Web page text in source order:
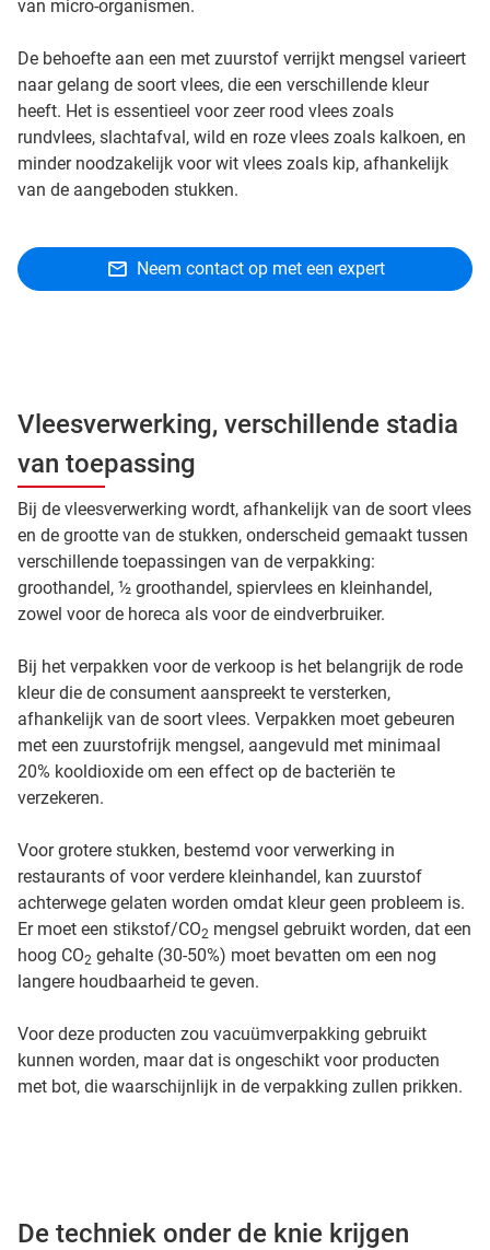
van micro-organismen.
De behoefte aan een met zuurstof verrijkt mengsel varieert
naar gelang de soort vlees, die een verschillende kleur
heeft. Het is essentieel voor zeer rood vlees zoals
rundvlees, slachtafval, wild en roze vlees zoals kalkoen, en
minder noodzakelijk voor wit vlees zoals kip, afhankelijk
van de aangeboden stukken.
Neem contact op met een expert
Vleesverwerking, verschillende stadia
van toepassing
Bij de vleesverwerking wordt, afhankelijk van de soort vlees
en de grootte van de stukken, onderscheid gemaakt tussen
verschillende toepassingen van de verpakking:
groothandel, ½ groothandel, spiervlees en kleinhandel,
zowel voor de horeca als voor de eindverbruiker.
Bij het verpakken voor de verkoop is het belangrijk de rode
kleur die de consument aanspreekt te versterken,
afhankelijk van de soort vlees. Verpakken moet gebeuren
met een zuurstofrijk mengsel, aangevuld met minimaal
20% kooldioxide om een effect op de bacteriën te
verzekeren.
Voor grotere stukken, bestemd voor verwerking in
restaurants of voor verdere kleinhandel, kan zuurstof
achterwege gelaten worden omdat kleur geen probleem is.
Er moet een stikstof/CO2 mengsel gebruikt worden, dat een
hoog CO2 gehalte (30-50%) moet bevatten om een nog
langere houdbaarheid te geven.
Voor deze producten zou vacuümverpakking gebruikt
kunnen worden, maar dat is ongeschikt voor producten
met bot, die waarschijnlijk in de verpakking zullen prikken.
De techniek onder de knie krijgen